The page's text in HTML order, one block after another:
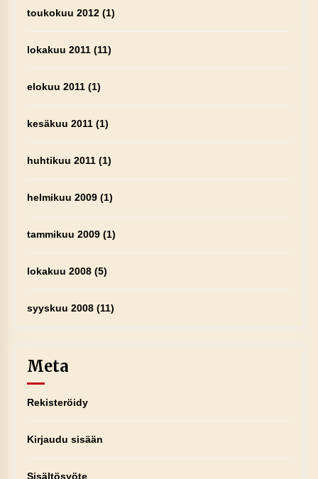
toukokuu 2012(1)
lokakuu 2011(11)
elokuu 2011(1)
kesäkuu 2011(1)
huhtikuu 2011(1)
helmikuu 2009(1)
tammikuu 2009(1)
lokakuu 2008(5)
syyskuu 2008(11)
Meta
Rekisteröidy
Kirjaudu sisään
Sisältösyöte